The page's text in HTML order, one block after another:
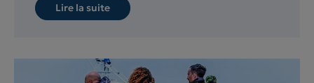
Lire la suite